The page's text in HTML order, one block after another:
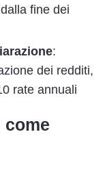
fine dei
:
dei redditi,
rate annuali